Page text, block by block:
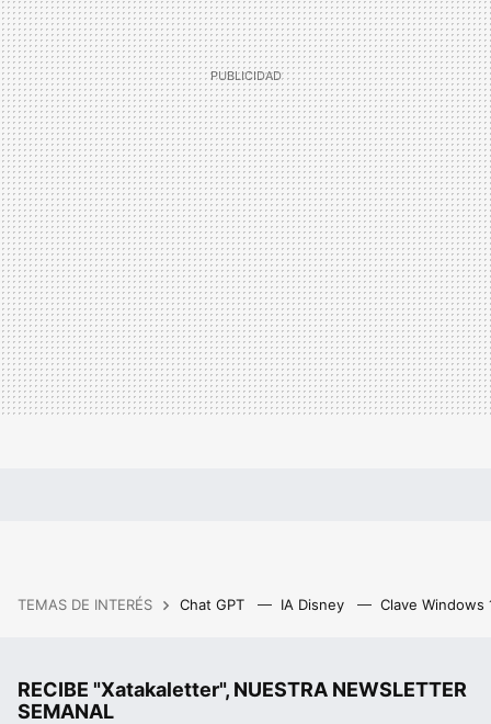
TEMAS DE INTERÉS Chat GPT IA Disney Clave Windows
RECIBE "Xatakaletter", NUESTRA NEWSLETTER
SEMANAL